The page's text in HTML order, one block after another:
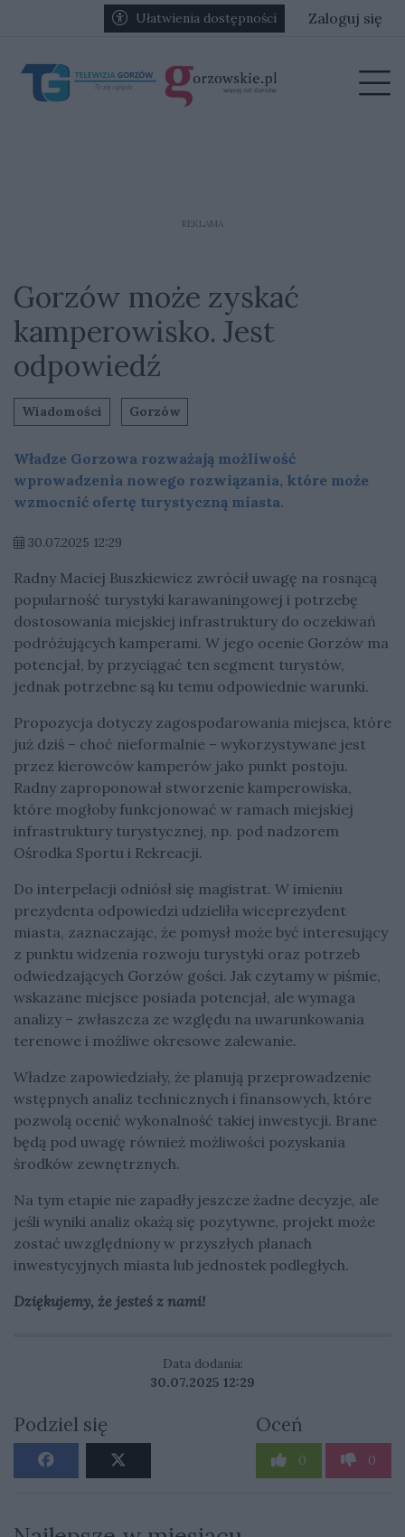
Przejdź do głównych treści
Przejdź do głównego menuUłatwienia dostępności Zaloguj się
REKLAMA
Gorzów może zyskać
kamperowisko. Jest
odpowiedź
Wiadomości Gorzów
Władze Gorzowa rozważają możliwość
wprowadzenia nowego rozwiązania, które może
wzmocnić ofertę turystyczną miasta.
30.07.2025 12:29
Radny Maciej Buszkiewicz zwrócił uwagę na rosnącą
popularność turystyki karawaningowej i potrzebę
dostosowania miejskiej infrastruktury do oczekiwań
podróżujących kamperami. W jego ocenie Gorzów ma
potencjał, by przyciągać ten segment turystów,
jednak potrzebne są ku temu odpowiednie warunki.
Propozycja dotyczy zagospodarowania miejsca, które
już dziś – choć nieformalnie – wykorzystywane jest
przez kierowców kamperów jako punkt postoju.
Radny zaproponował stworzenie kamperowiska,
które mogłoby funkcjonować w ramach miejskiej
infrastruktury turystycznej, np. pod nadzorem
Ośrodka Sportu i Rekreacji.
Do interpelacji odniósł się magistrat. W imieniu
prezydenta odpowiedzi udzieliła wiceprezydent
miasta, zaznaczając, że pomysł może być interesujący
z punktu widzenia rozwoju turystyki oraz potrzeb
odwiedzających Gorzów gości. Jak czytamy w piśmie,
wskazane miejsce posiada potencjał, ale wymaga
analizy – zwłaszcza ze względu na uwarunkowania
terenowe i możliwe okresowe zalewanie.
Władze zapowiedziały, że planują przeprowadzenie
wstępnych analiz technicznych i finansowych, które
pozwolą ocenić wykonalność takiej inwestycji. Brane
będą pod uwagę również możliwości pozyskania
środków zewnętrznych.
Na tym etapie nie zapadły jeszcze żadne decyzje, ale
jeśli wyniki analiz okażą się pozytywne, projekt może
zostać uwzględniony w przyszłych planach
inwestycyjnych miasta lub jednostek podległych.
Dziękujemy, że jesteś z nami!
Data dodania:
30.07.2025 12:29
Podziel się Oceń
0 0